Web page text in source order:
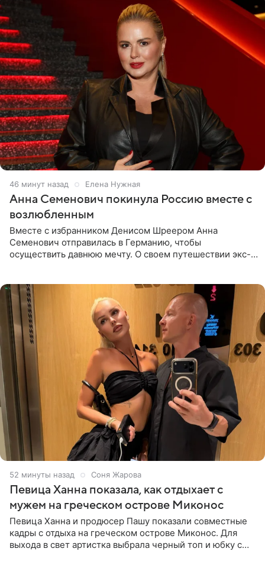
46 минут назад Елена Нужная
Анна Семенович покинула Россию вместе с
возлюбленным
Вместе с избранником Денисом Шреером Анна
Семенович отправилась в Германию, чтобы
осуществить давнюю мечту. О своем путешествии экс-
52 минуты назад Соня Жарова
Певица Ханна показала, как отдыхает с
мужем на греческом острове Миконос
Певица Ханна и продюсер Пашу показали совместные
кадры с отдыха на греческом острове Миконос. Для
выхода в свет артистка выбрала черный топ и юбку с